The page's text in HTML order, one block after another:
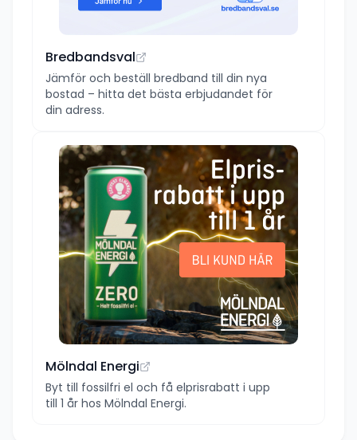
Bredbandsval
Jämför och beställ bredband till din nya
bostad – hitta det bästa erbjudandet för
din adress.
Mölndal Energi
Byt till fossilfri el och få elprisrabatt i upp
till 1 år hos Mölndal Energi.